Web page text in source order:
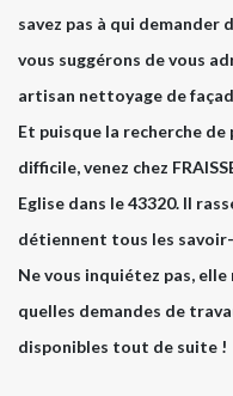
savez pas à qui demander
vous suggérons de vous
artisan nettoyage de
Et puisque la recherche
difficile, venez chez
Eglise dans le 43320. Il
détiennent tous les
Ne vous inquiétez pas,
quelles demandes de
disponibles tout de suite !